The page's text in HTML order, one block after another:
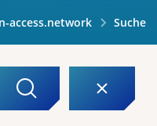
access.network Suche